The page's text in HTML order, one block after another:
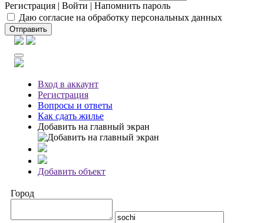
Регистрация | Войти | Напомнить пароль
Даю согласие на обработку персональных данных
Отправить
Вход в аккаунт
Регистрация
Вопросы и ответы
Как сдать жилье
Добавить на главный экран
Добавить объект
Город